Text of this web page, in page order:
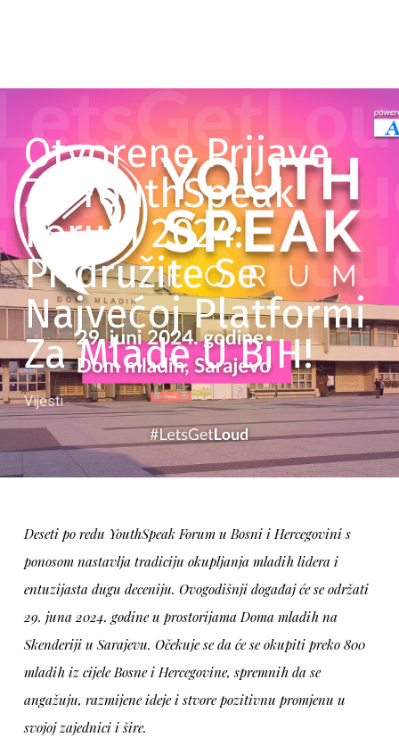
Otvorene Prijave
Za YouthSpeak
Forum 2024:
Pridružite Se
Najvećoj Platformi
Za Mlade U BiH!
Vijesti
Deseti po redu YouthSpeak Forum u Bosni i Hercegovini s
ponosom nastavlja tradiciju okupljanja mladih lidera i
entuzijasta dugu deceniju. Ovogodišnji događaj će se održati
29. juna 2024. godine u prostorijama Doma mladih na
Skenderiji u Sarajevu. Očekuje se da će se okupiti preko 800
mladih iz cijele Bosne i Hercegovine, spremnih da se
angažuju, razmijene ideje i stvore pozitivnu promjenu u
svojoj zajednici i šire.